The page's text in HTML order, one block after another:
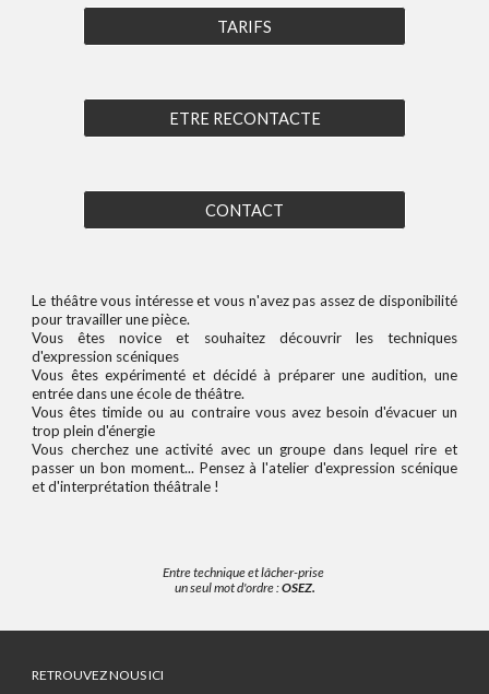
TARIFS
ETRE RECONTACTE
CONTACT
Le théâtre vous intéresse et vous n'avez pas assez de disponibilité
pour travailler une pièce.
Vous êtes novice et souhaitez découvrir les techniques
d'expression scéniques
Vous êtes expérimenté et décidé à préparer une audition, une
entrée dans une école de théâtre.
Vous êtes timide ou au contraire vous avez besoin d'évacuer un
trop plein d'énergie
Vous cherchez une activité avec un groupe dans lequel rire et
passer un bon moment... Pensez à l'atelier d'expression scénique
et d'interprétation théâtrale !
Entre technique et lâcher-prise
un seul mot d'ordre :OSEZ.
RETROUVEZ NOUS ICI